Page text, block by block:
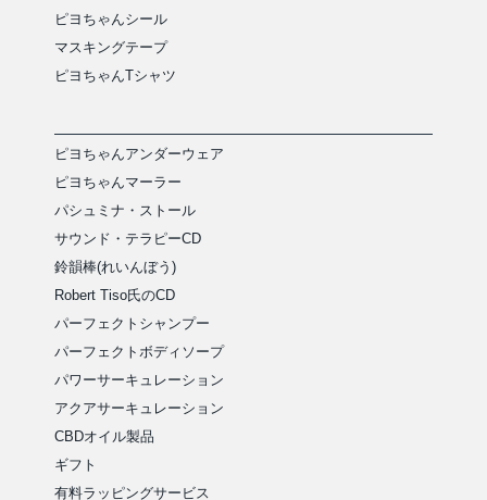
ピヨちゃんシール
マスキングテープ
ピヨちゃんTシャツ
ピヨちゃんアンダーウェア
ピヨちゃんマーラー
パシュミナ・ストール
サウンド・テラピーCD
鈴韻棒(れいんぼう)
Robert Tiso氏のCD
パーフェクトシャンプー
パーフェクトボディソープ
パワーサーキュレーション
アクアサーキュレーション
CBDオイル製品
ギフト
有料ラッピングサービス